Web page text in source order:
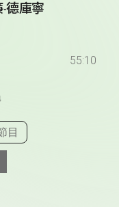
德庫寧
55:10
單集
目